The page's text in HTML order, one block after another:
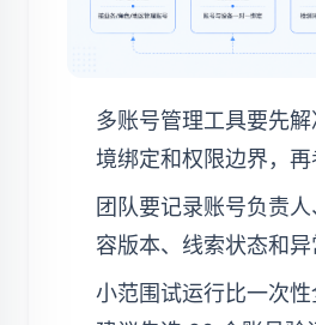
多账号管理工具要先
境绑定和权限边界，再
团队要记录账号负责
容版本、线索状态和异
小范围试运行比一次性